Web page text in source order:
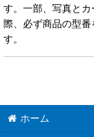
す。一部、写真と
際、必ず商品の型
す。
ホーム